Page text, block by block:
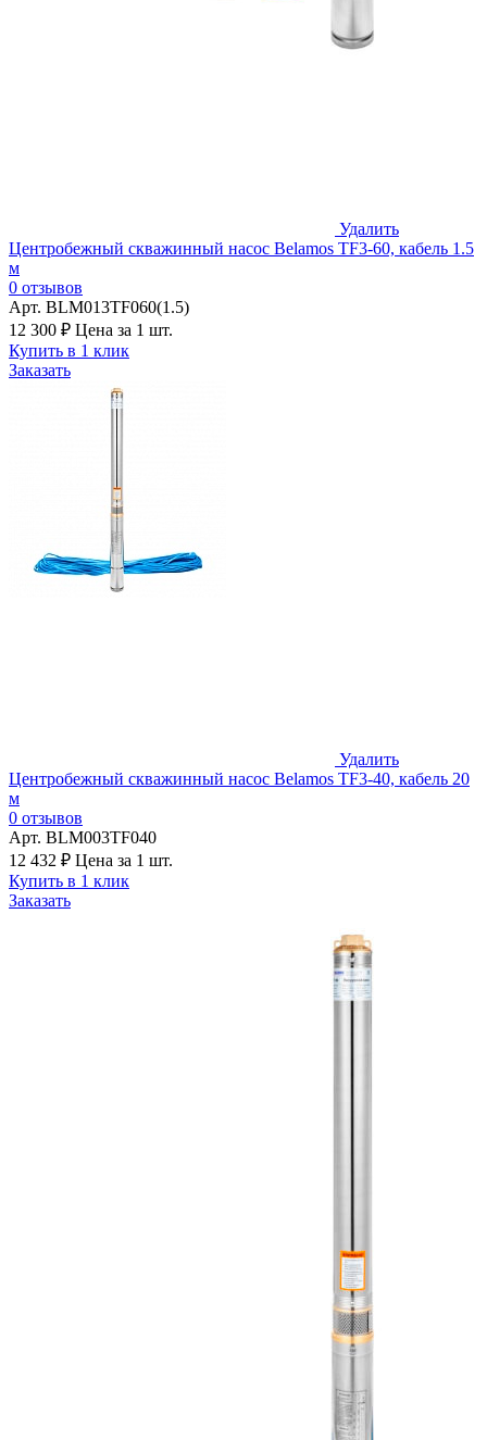
Удалить
Центробежный скважинный насос Belamos TF3-60, кабель 1.5
м
0 отзывов
Арт. BLM013TF060(1.5)
12 300 ₽ Цена за 1 шт.
Купить в 1 клик
Заказать
Удалить
Центробежный скважинный насос Belamos TF3-40, кабель 20
м
0 отзывов
Арт. BLM003TF040
12 432 ₽ Цена за 1 шт.
Купить в 1 клик
Заказать